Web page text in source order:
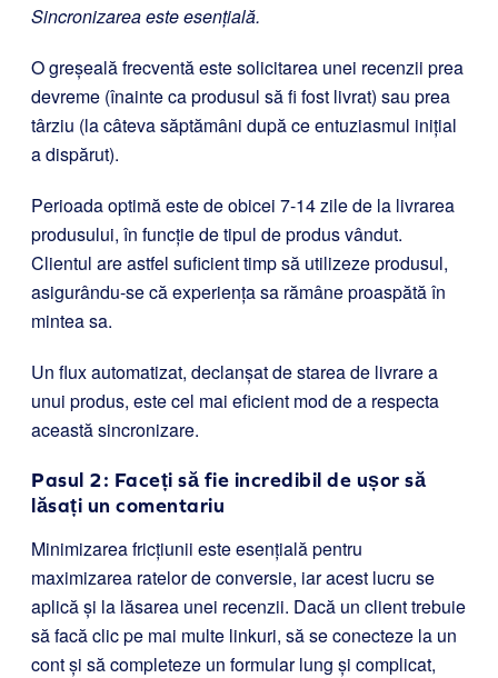
Sincronizarea este esențială.
O greșeală frecventă este solicitarea unei recenzii prea
devreme (înainte ca produsul să fi fost livrat) sau prea
târziu (la câteva săptămâni după ce entuziasmul inițial
a dispărut).
Perioada optimă este de obicei 7-14 zile de la livrarea
produsului, în funcție de tipul de produs vândut.
Clientul are astfel suficient timp să utilizeze produsul,
asigurându-se că experiența sa rămâne proaspătă în
mintea sa.
Un flux automatizat, declanșat de starea de livrare a
unui produs, este cel mai eficient mod de a respecta
această sincronizare.
Pasul 2: Faceți să fie incredibil de ușor să
lăsați un comentariu
Minimizarea fricțiunii este esențială pentru
maximizarea ratelor de conversie, iar acest lucru se
aplică și la lăsarea unei recenzii. Dacă un client trebuie
să facă clic pe mai multe linkuri, să se conecteze la un
cont și să completeze un formular lung și complicat,